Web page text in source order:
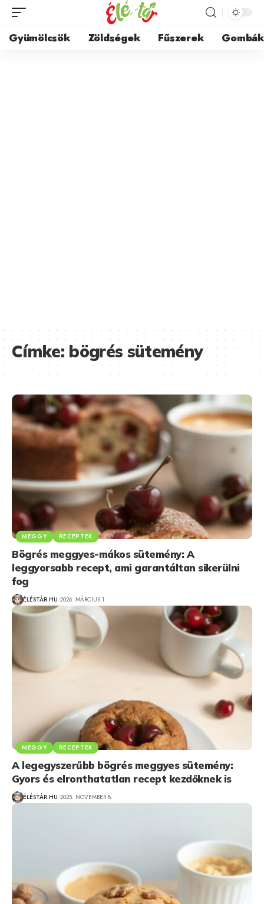
Gyümölcsök Zöldségek Fűszerek Gombák
Címke:bögrés sütemény
MEGGY RECEPTEK
Bögrés meggyes-mákos sütemény: A
leggyorsabb recept, ami garantáltan sikerülni
fog
ÉLÉSTÁR.HU 2026. MÁRCIUS 1.
MEGGY RECEPTEK
A legegyszerűbb bögrés meggyes sütemény:
Gyors és elronthatatlan recept kezdőknek is
ÉLÉSTÁR.HU 2025. NOVEMBER 8.